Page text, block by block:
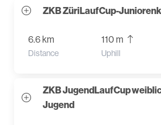
ZKB ZüriLaufCup-
6.6 km
Distance
110 m
Uphill
ZKB JugendLaufCup
Jugend